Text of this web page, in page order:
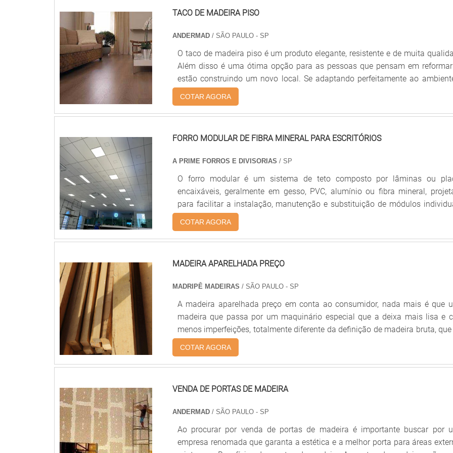
instalações modernas e em bom estado, conquistando então a confiança
todos. A Nova Geração forros PVC é uma empresa que tem sido preferência
excelência de ponta a ponta. .
TACO DE MADEIRA PISO
ANDERMAD/ SÃO PAULO - SP
O taco de madeira piso é um produto elegante, resistente e de muita
Além disso é uma ótima opção para as pessoas que pensam em reformar ou
estão construindo um novo local. Se adaptando perfeitamente ao
taco de madeira piso pode ser disponibilizado em modelos e madeiras
por isso, é de suma importância contar com uma empresa
Características do taco de madeira piso Um taco de madeira piso é
COTAR AGORA
FORRO MODULAR DE FIBRA MINERAL PARA ESCRITÓRIOS
A PRIME FORROS E DIVISORIAS / SP
O forro modular é um sistema de teto composto por lâminas ou
encaixáveis, geralmente em gesso, PVC, alumínio ou fibra mineral,
para facilitar a instalação, manutenção e substituição de módulos
Proporciona acústica controlada, acabamento uniforme e integração
sistemas de iluminação e climatização, sendo amplamente usado
escritórios, hospitais, lojas e ambientes comerciais.
COTAR AGORA
MADEIRA APARELHADA PREÇO
MADRIPÊ MADEIRAS / SÃO PAULO - SP
A madeira aparelhada preço em conta ao consumidor, nada mais é que
madeira que passa por um maquinário especial que a deixa mais lisa e
menos imperfeições, totalmente diferente da definição de madeira bruta, que
material sem nenhum tipo de “acabamento” especial.Principais lugares
utilização da madeira Construção de telhados; Móveis; Prateleiras; Tampos
mesa; Objetos de artesanato; Construção de mezaninos; Escadas; Entre
COTAR AGORA
VENDA DE PORTAS DE MADEIRA
ANDERMAD/ SÃO PAULO - SP
Ao procurar por venda de portas de madeira é importante buscar por
empresa renomada que garanta a estética e a melhor porta para áreas